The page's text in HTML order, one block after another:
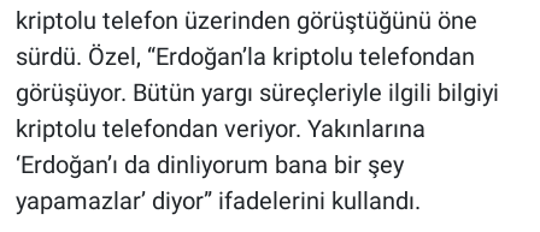
kriptolu telefon üzerinden görüştüğünü öne
sürdü. Özel, “Erdoğan’la kriptolu telefondan
görüşüyor. Bütün yargı süreçleriyle ilgili bilgiyi
kriptolu telefondan veriyor. Yakınlarına
‘Erdoğan’ı da dinliyorum bana bir şey
yapamazlar’ diyor” ifadelerini kullandı.